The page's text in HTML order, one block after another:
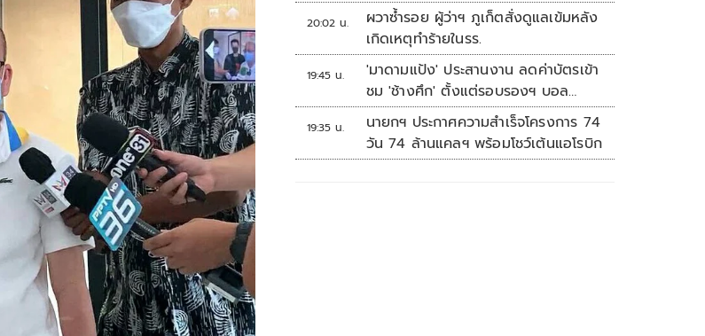
ราดยิง
20:02 น.
ผวาซ้ำรอย ผู้ว่าฯ ภูเก็ตสั่งดูแลเข้มหลัง
เกิดเหตุทำร้ายในรร.
19:45 น.
'มาดามแป้ง' ประสานงาน ลดค่าบัตรเข้า
ชม 'ช้างศึก' ตั้งแต่รอบรองฯ บอล
อาเซียน
19:35 น.
นายกฯ ประกาศความสำเร็จโครงการ 74
วัน 74 ล้านแคลฯ พร้อมโชว์เต้นแอโรบิก